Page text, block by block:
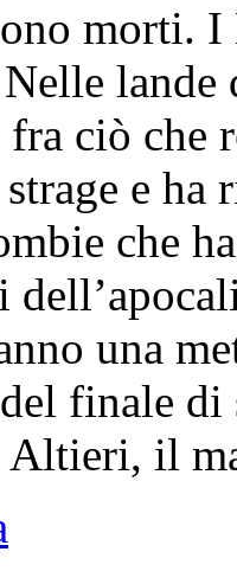
morti.
lande
ciò che
e ha
che
una
finale
il